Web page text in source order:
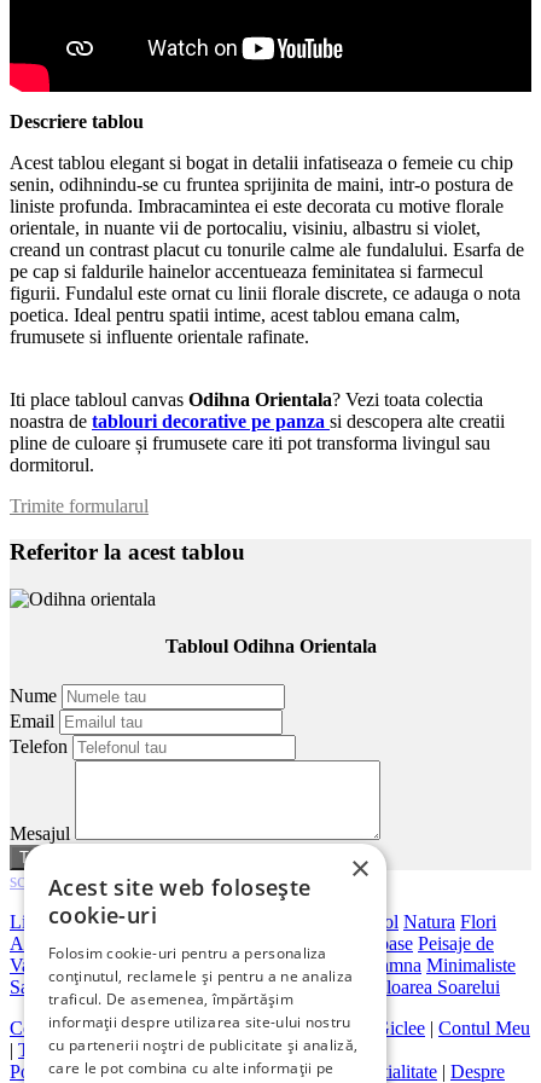
Descriere tablou
Acest tablou elegant si bogat in detalii infatiseaza o femeie cu chip
senin, odihnindu-se cu fruntea sprijinita de maini, intr-o postura de
liniste profunda. Imbracamintea ei este decorata cu motive florale
orientale, in nuante vii de portocaliu, visiniu, albastru si violet,
creand un contrast placut cu tonurile calme ale fundalului. Esarfa de
pe cap si faldurile hainelor accentueaza feminitatea si farmecul
figurii. Fundalul este ornat cu linii florale discrete, ce adauga o nota
poetica. Ideal pentru spatii intime, acest tablou emana calm,
frumusete si influente orientale rafinate.
Iti place tabloul canvas Odihna Orientala? Vezi toata colectia
noastra de tablouri decorative pe panza si descopera alte creatii
pline de culoare și frumusete care iti pot transforma livingul sau
dormitorul.
Trimite formularul
Referitor la acest tablou
Tabloul Odihna Orientala
Nume
Email
Telefon
Mesajul
scroll
Living Dormitor Dimensiuni Mari Hol Natura Flori
Abstracte
Peisaje Abstracte Orase Frumoase Peisaje de
Vara
Bar Japoneze Peisaje Marine Peisaje De Toamna Minimaliste
Salon Cai Feng Shui Nuduri Trandafiri Vintage
Floarea Soarelui
Contact|Despre galeriaq|Calitatea Tablourilor Giclee | Contul Meu
| Tablouri la Comanda
Politica de Livrare si Retur|Politica de Confidentialitate | Despre
×
Acest site web folosește
cookie-uri
Folosim cookie-uri pentru a personaliza
conținutul, reclamele și pentru a ne analiza
traficul. De asemenea, împărtășim
informații despre utilizarea site-ului nostru
cu partenerii noștri de publicitate și analiză,
care le pot combina cu alte informații pe